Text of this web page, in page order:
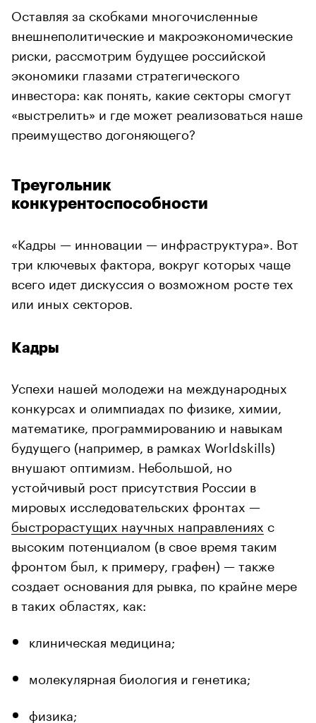
Оставляя за скобками многочисленные
внешнеполитические и макроэкономические
риски, рассмотрим будущее российской
экономики глазами стратегического
инвестора: как понять, какие секторы смогут
«выстрелить» и где может реализоваться наше
преимущество догоняющего?
Треугольник
конкурентоспособности
«Кадры — инновации — инфраструктура». Вот
три ключевых фактора, вокруг которых чаще
всего идет дискуссия о возможном росте тех
или иных секторов.
Кадры
Успехи нашей молодежи на международных
конкурсах и олимпиадах по физике, химии,
математике, программированию и навыкам
будущего (например, в рамках Worldskills)
внушают оптимизм. Небольшой, но
устойчивый рост присутствия России в
мировых исследовательских фронтах —
быстрорастущих научных направлениях с
высоким потенциалом (в свое время таким
фронтом был, к примеру, графен) — также
создает основания для рывка, по крайне мере
в таких областях, как:
клиническая медицина;
молекулярная биология и генетика;
физика;